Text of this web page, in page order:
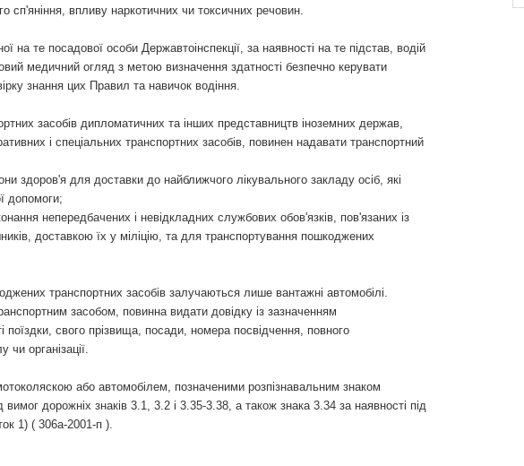
сп'яніння, впливу наркотичних чи токсичних речовин.
на те посадової особи Державтоінспекції, за наявності на те підстав, водій
медичний огляд з метою визначення здатності безпечно керувати
знання цих Правил та навичок водіння.
засобів дипломатичних та інших представництв іноземних держав,
і спеціальних транспортних засобів, повинен надавати транспортний
здоров'я для доставки до найближчого лікувального закладу осіб, які
допомоги;
непередбачених і невідкладних службових обов'язків, пов'язаних із
доставкою їх у міліцію, та для транспортування пошкоджених
транспортних засобів залучаються лише вантажні автомобілі.
засобом, повинна видати довідку із зазначенням
поїздки, свого прізвища, посади, номера посвідчення, повного
чи організації.
або автомобілем, позначеними розпізнавальним знаком
вимог дорожніх знаків 3.1, 3.2 і 3.35-3.38, а також знака 3.34 за наявності під
1) ( 306а-2001-п ).